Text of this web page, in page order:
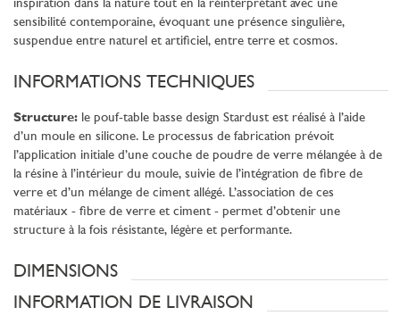
inspiration dans la nature tout en la réinterprétant avec une
sensibilité contemporaine, évoquant une présence singulière,
suspendue entre naturel et artificiel, entre terre et cosmos.
INFORMATIONS TECHNIQUES
Structure: le pouf-table basse design Stardust est réalisé à l’aide
d’un moule en silicone. Le processus de fabrication prévoit
l’application initiale d’une couche de poudre de verre mélangée à de
la résine à l’intérieur du moule, suivie de l’intégration de fibre de
verre et d’un mélange de ciment allégé. L’association de ces
matériaux - fibre de verre et ciment - permet d’obtenir une
structure à la fois résistante, légère et performante.
DIMENSIONS
INFORMATION DE LIVRAISON